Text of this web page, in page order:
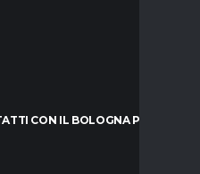
CON IL BOLOGNA PER IL